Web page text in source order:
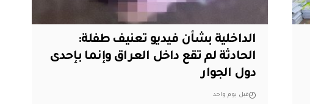
الداخلية بشأن فيديو تعنيف طفلة:
الحادثة لم تقع داخل العراق وإنما بإحدى
دول الجوار
قبل يوم واحد